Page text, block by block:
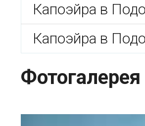
Капоэйра в
Капоэйра в
Фотогалерея